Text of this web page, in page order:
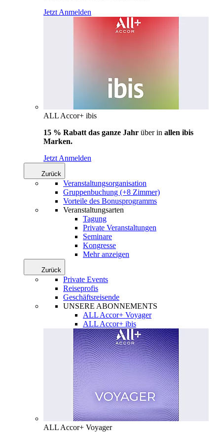
Jetzt Anmelden
ALL Accor+ ibis
15 % Rabatt das ganze Jahr über in allen ibis
Marken.
Jetzt Anmelden
Zurück
Veranstaltungsorganisation
Gruppenbuchung (+8 Zimmer)
Vorteile des Bonusprogramms
Veranstaltungsarten
Tagung
Private Veranstaltungen
Seminare
Kongresse
Mehr anzeigen
Zurück
Private Events
Reiseprofis
Geschäftsreisende
UNSERE ABONNEMENTS
ALL Accor+ Voyager
ALL Accor+ ibis
ALL Accor+ Voyager